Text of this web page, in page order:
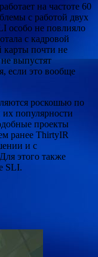
на частоте 60
с работой двух
особо не повлияло
с кадровой
карты почти не
выпустят
если это вообще
роскошью по
популярности
проекты
ранее ThirtyIR
и с
этого также
SLI.